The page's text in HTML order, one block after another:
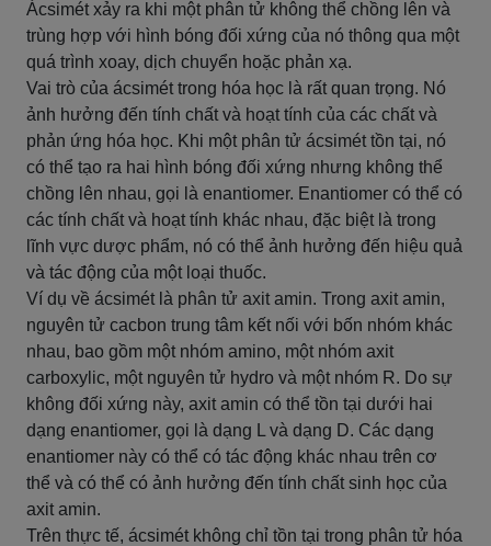
Ácsimét xảy ra khi một phân tử không thể chồng lên và
trùng hợp với hình bóng đối xứng của nó thông qua một
quá trình xoay, dịch chuyển hoặc phản xạ.
Vai trò của ácsimét trong hóa học là rất quan trọng. Nó
ảnh hưởng đến tính chất và hoạt tính của các chất và
phản ứng hóa học. Khi một phân tử ácsimét tồn tại, nó
có thể tạo ra hai hình bóng đối xứng nhưng không thể
chồng lên nhau, gọi là enantiomer. Enantiomer có thể có
các tính chất và hoạt tính khác nhau, đặc biệt là trong
lĩnh vực dược phẩm, nó có thể ảnh hưởng đến hiệu quả
và tác động của một loại thuốc.
Ví dụ về ácsimét là phân tử axit amin. Trong axit amin,
nguyên tử cacbon trung tâm kết nối với bốn nhóm khác
nhau, bao gồm một nhóm amino, một nhóm axit
carboxylic, một nguyên tử hydro và một nhóm R. Do sự
không đối xứng này, axit amin có thể tồn tại dưới hai
dạng enantiomer, gọi là dạng L và dạng D. Các dạng
enantiomer này có thể có tác động khác nhau trên cơ
thể và có thể có ảnh hưởng đến tính chất sinh học của
axit amin.
Trên thực tế, ácsimét không chỉ tồn tại trong phân tử hóa